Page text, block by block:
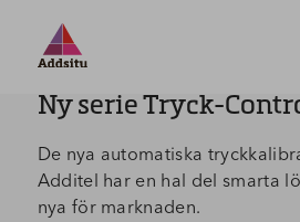
Ny serie Tryck-
De nya automatiska
Additel har en hal del smarta
nya för marknaden.